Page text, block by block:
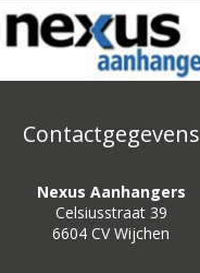
Contactgegevens
Nexus Aanhangers
Celsiusstraat 39
6604 CV Wijchen